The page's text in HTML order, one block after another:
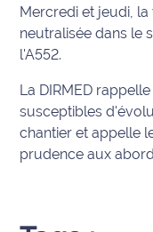
Devenir
annonceur
Recrutement
Mention
légales
d'utilisation du
Mercredi et jeudi,
neutralisée dans le
l'A552.
La DIRMED
susceptibles
chantier et appelle
prudence aux